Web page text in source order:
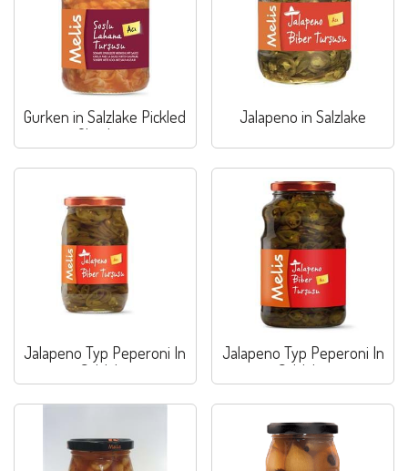
Gurken in Salzlake Pickled
Gherkins
Jalapeno in Salzlake
Jalapeno Typ Peperoni In
Salzlake
Jalapeno Typ Peperoni In
Salzlake